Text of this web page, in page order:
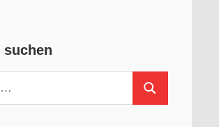
suchen
Suchen